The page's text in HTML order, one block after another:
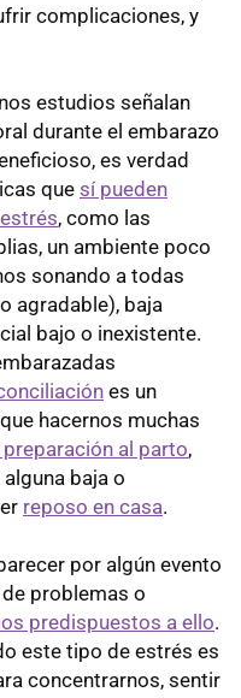
complicaciones, y
estudios señalan
durante el embarazo
es verdad
quesí pueden
, como las
un ambiente poco
sonando a todas
agradable), baja
bajo o inexistente.
es un
hacernos muchas
al parto,
baja o
reposo en casa.
por algún evento
problemas o
predispuestos a ello.
este tipo de estrés es
concentrarnos, sentir